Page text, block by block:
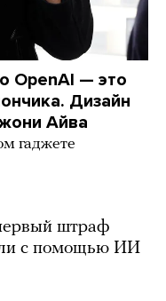
OpenAI — это
Дизайн
Айва
гаджете
штраф
с помощью ИИ